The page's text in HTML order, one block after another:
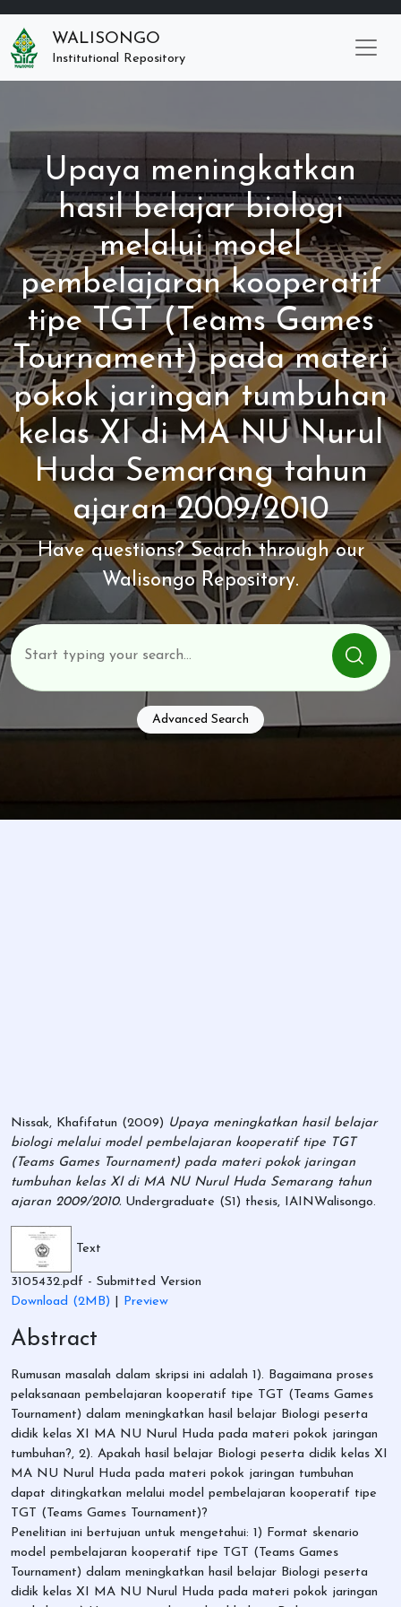
WALISONGO
Institutional Repository
Upaya meningkatkan
hasil belajar biologi
melalui model
pembelajaran kooperatif
tipe TGT (Teams Games
Tournament) pada materi
pokok jaringan tumbuhan
kelas XI di MA NU Nurul
Huda Semarang tahun
ajaran 2009/2010
Have questions? Search through our
Walisongo Repository.
Advanced Search
Nissak, Khafifatun (2009) Upaya meningkatkan hasil belajar
biologi melalui model pembelajaran kooperatif tipe TGT
(Teams Games Tournament) pada materi pokok jaringan
tumbuhan kelas XI di MA NU Nurul Huda Semarang tahun
ajaran 2009/2010. Undergraduate (S1) thesis, IAINWalisongo.
Text
3105432.pdf - Submitted Version
Download (2MB)
Preview
Abstract
Rumusan masalah dalam skripsi ini adalah 1). Bagaimana proses
pelaksanaan pembelajaran kooperatif tipe TGT (Teams Games
Tournament) dalam meningkatkan hasil belajar Biologi peserta
didik kelas XI MA NU Nurul Huda pada materi pokok jaringan
tumbuhan?, 2). Apakah hasil belajar Biologi peserta didik kelas XI
MA NU Nurul Huda pada materi pokok jaringan tumbuhan
dapat ditingkatkan melalui model pembelajaran kooperatif tipe
TGT (Teams Games Tournament)?
Penelitian ini bertujuan untuk mengetahui: 1) Format skenario
model pembelajaran kooperatif tipe TGT (Teams Games
Tournament) dalam meningkatkan hasil belajar Biologi peserta
didik kelas XI MA NU Nurul Huda pada materi pokok jaringan